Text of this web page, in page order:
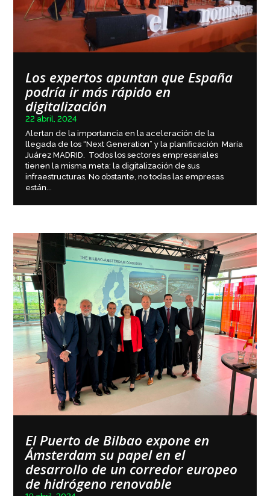
Los expertos apuntan que España
podría ir más rápido en
digitalización
22 abril, 2024
Alertan de la importancia en la aceleración de la
llegada de los “Next Generation” y la planificación María
Juárez MADRID. Todos los sectores empresariales
tienen la misma meta: la digitalización de sus
infraestructuras. No obstante, no todas las empresas
están...
El Puerto de Bilbao expone en
Ámsterdam su papel en el
desarrollo de un corredor europeo
de hidrógeno renovable